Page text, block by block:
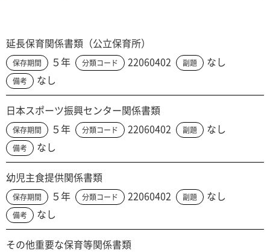
延長保育関係書類（公立保育所）
保存期間 ５年 分類コード 22060402 副題 なし
備考 なし
日本スポーツ振興センター関係書類
保存期間 ５年 分類コード 22060402 副題 なし
備考 なし
幼児主食提供関係書類
保存期間 ５年 分類コード 22060402 副題 なし
備考 なし
その他重要な保育等関係書類